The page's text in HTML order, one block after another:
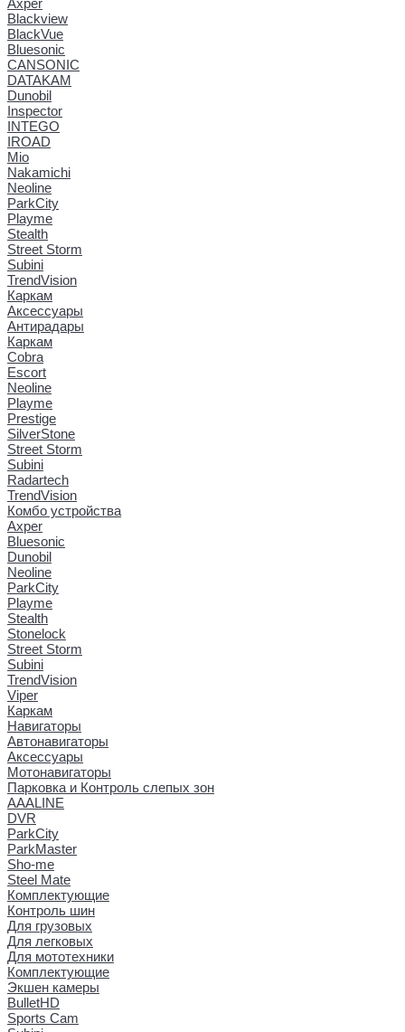
Blackview
BlackVue
Bluesonic
CANSONIC
DATAKAM
Dunobil
Inspector
INTEGO
IROAD
Mio
Nakamichi
Neoline
ParkCity
Playme
Stealth
Street Storm
Subini
TrendVision
Каркам
Аксессуары
Антирадары
Каркам
Cobra
Escort
Neoline
Playme
Prestige
SilverStone
Street Storm
Subini
Radartech
TrendVision
Комбо устройства
Axper
Bluesonic
Dunobil
Neoline
ParkCity
Playme
Stealth
Stonelock
Street Storm
Subini
TrendVision
Viper
Каркам
Навигаторы
Автонавигаторы
Аксессуары
Мотонавигаторы
Парковка и Контроль слепых зон
AAALINE
DVR
ParkCity
ParkMaster
Sho-me
Steel Mate
Комплектующие
Контроль шин
Для грузовых
Для легковых
Для мототехники
Комплектующие
Экшен камеры
BulletHD
Sports Cam